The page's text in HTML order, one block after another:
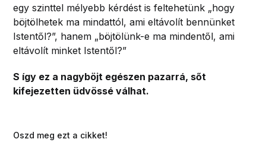
egy szinttel mélyebb kérdést is feltehetünk „hogy
böjtölhetek ma mindattól, ami eltávolít bennünket
Istentől?”, hanem „böjtölünk-e ma mindentől, ami
eltávolít minket Istentől?”
S így ez a nagyböjt egészen pazarrá, sőt
kifejezetten üdvössé válhat.
Oszd meg ezt a cikket!